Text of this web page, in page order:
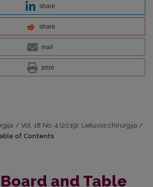
share
share
mail
print
/ Vol. 18 No. 4 (2019): Lietuvos chirurgija /
of Contents
and Table